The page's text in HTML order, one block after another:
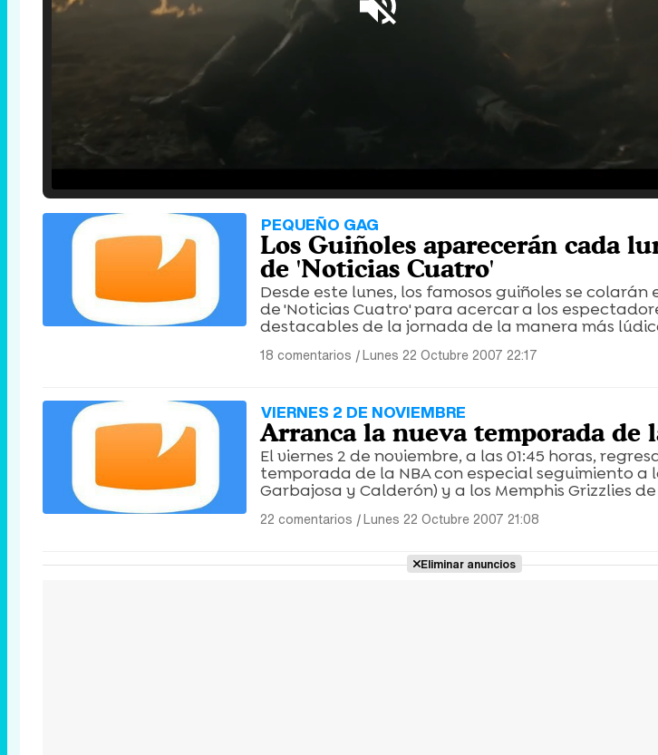
PEQUEÑO GAG
Los Guiñoles aparecerán cada
de 'Noticias Cuatro'
Desde este lunes, los famosos guiñoles se
de 'Noticias Cuatro' para acercar a los
destacables de la jornada de la manera más
18 comentarios |Lunes 22 Octubre 2007 22:17
VIERNES 2 DE NOVIEMBRE
Arranca la nueva temporada de
El viernes 2 de noviembre, a las 01:45 horas,
temporada de la NBA con especial seguimiento a
Garbajosa y Calderón) y a los Memphis Grizzlies
22 comentarios |Lunes 22 Octubre 2007 21:08
Eliminar anuncios